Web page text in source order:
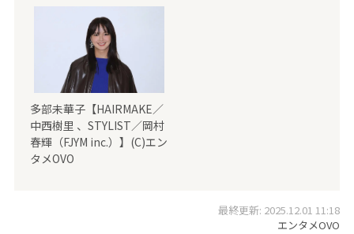
多部未華子【HAIRMAKE／
中西樹里 、STYLIST／岡村
春輝（FJYM inc.）】(C)エン
タメOVO
最終更新: 2025.12.01 11:18
エンタメOVO